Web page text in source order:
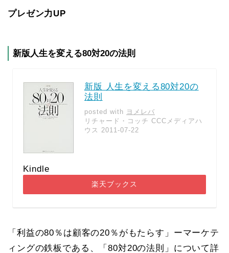
プレゼン力UP
新版人生を変える80対20の法則
新版 人生を変える80対20の
法則
posted with ヨメレバ
リチャード・コッチ CCCメディアハ
ウス 2011-07-22
Kindle
楽天ブックス
「利益の80％は顧客の20％がもたらす」ーマーケテ
ィングの鉄板である、「80対20の法則」について詳